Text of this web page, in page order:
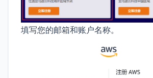
填写您的邮箱和账户名称。